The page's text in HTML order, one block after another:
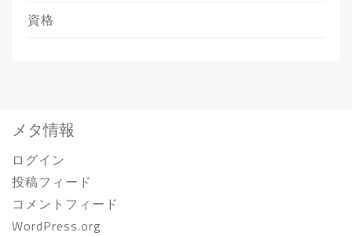
資格
メタ情報
ログイン
投稿フィード
コメントフィード
WordPress.org